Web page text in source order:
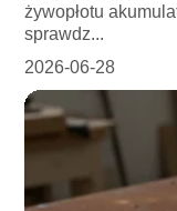
żywopłotu
sprawdz...
2026-06-28